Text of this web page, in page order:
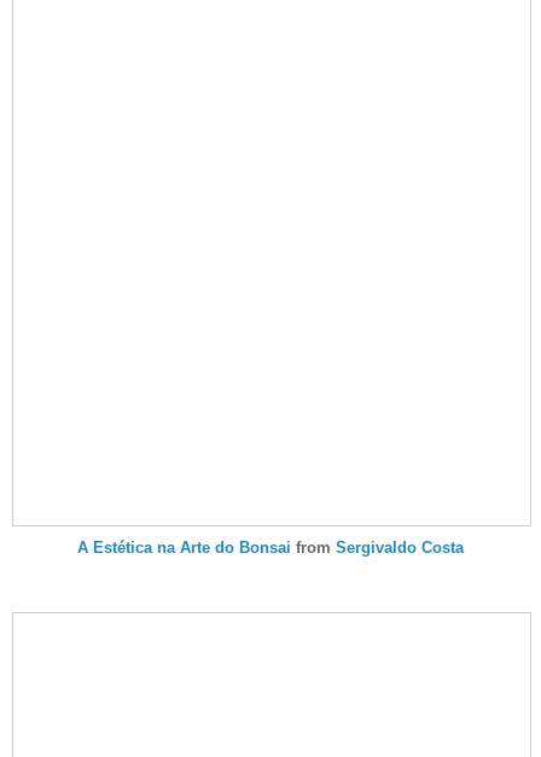
A Estética na Arte do Bonsai from Sergivaldo Costa